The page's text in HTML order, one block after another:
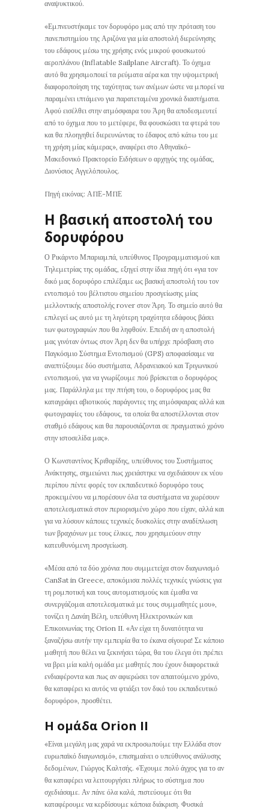
αναψυκτικού.
«Εμπνευστήκαμε τον δορυφόρο μας από την πρόταση του
πανεπιστημίου της Αριζόνα για μία αποστολή διερεύνησης
του εδάφους μέσω της χρήσης ενός μικρού φουσκωτού
αεροπλάνου (Inflatable Sailplane Aircraft). Το όχημα
αυτό θα χρησιμοποιεί τα ρεύματα αέρα και την υψομετρική
διαφοροποίηση της ταχύτητας των ανέμων ώστε να μπορεί να
παραμένει ιπτάμενο για παρατεταμένα χρονικά διαστήματα.
Αφού εισέλθει στην ατμόσφαιρα του Άρη θα αποδεσμευτεί
από το όχημα που το μετέφερε, θα φουσκώσει τα φτερά του
και θα πλοηγηθεί διερευνώντας το έδαφος από κάτω του με
τη χρήση μίας κάμερας», αναφέρει στο Αθηναϊκό-
Μακεδονικό Πρακτορείο Ειδήσεων ο αρχηγός της ομάδας,
Διονύσιος Αγγελόπουλος.
Πηγή εικόνας: ΑΠΕ-ΜΠΕ
Η βασική αποστολή του
δορυφόρου
Ο Ρικάρντο Μπαριαμπά, υπεύθυνος Προγραμματισμού και
Τηλεμετρίας της ομάδας, εξηγεί στην ίδια πηγή ότι «για τον
δικό μας δορυφόρο επιλέξαμε ως βασική αποστολή του τον
εντοπισμό του βέλτιστου σημείου προσγείωσης μίας
μελλοντικής αποστολής rover στον Άρη. Το σημείο αυτό θα
επιλεγεί ως αυτό με τη λιγότερη τραχύτητα εδάφους βάσει
των φωτογραφιών που θα ληφθούν. Επειδή αν η αποστολή
μας γινόταν όντως στον Άρη δεν θα υπήρχε πρόσβαση στο
Παγκόσμιο Σύστημα Εντοπισμού (GPS) αποφασίσαμε να
αναπτύξουμε δύο συστήματα, Αδρανειακού και Τριγωνικού
εντοπισμού, για να γνωρίζουμε πού βρίσκεται ο δορυφόρος
μας. Παράλληλα με την πτήση του, ο δορυφόρος μας θα
καταγράφει αβιοτικούς παράγοντες της ατμόσφαιρας αλλά και
φωτογραφίες του εδάφους, τα οποία θα αποστέλλονται στον
σταθμό εδάφους και θα παρουσιάζονται σε πραγματικό χρόνο
στην ιστοσελίδα μας».
Ο Κωνσταντίνος Κριθαρίδης, υπεύθυνος του Συστήματος
Ανάκτησης, σημειώνει πως χρειάστηκε να σχεδιάσουν εκ νέου
περίπου πέντε φορές τον εκπαιδευτικό δορυφόρο τους
προκειμένου να μπορέσουν όλα τα συστήματα να χωρέσουν
αποτελεσματικά στον περιορισμένο χώρο που είχαν, αλλά και
για να λύσουν κάποιες τεχνικές δυσκολίες στην αναδίπλωση
των βραχιόνων με τους έλικες, που χρησιμεύουν στην
κατευθυνόμενη προσγείωση.
«Μέσα από τα δύο χρόνια που συμμετείχα στον διαγωνισμό
CanSat in Greece, αποκόμισα πολλές τεχνικές γνώσεις για
τη ρομποτική και τους αυτοματισμούς και έμαθα να
συνεργάζομαι αποτελεσματικά με τους συμμαθητές μου»,
τονίζει η Δανάη Βέλη, υπεύθυνη Ηλεκτρονικών και
Επικοινωνίας της Orion II. «Αν είχα τη δυνατότητα να
ξαναζήσω αυτήν την εμπειρία θα το έκανα σίγουρα! Σε κάποιο
μαθητή που θέλει να ξεκινήσει τώρα, θα του έλεγα ότι πρέπει
να βρει μία καλή ομάδα με μαθητές που έχουν διαφορετικά
ενδιαφέροντα και πως αν αφιερώσει τον απαιτούμενο χρόνο,
θα καταφέρει κι αυτός να φτιάξει τον δικό του εκπαιδευτικό
δορυφόρο», προσθέτει.
Η ομάδα Orion II
«Είναι μεγάλη μας χαρά να εκπροσωπούμε την Ελλάδα στον
ευρωπαϊκό διαγωνισμό», επισημαίνει ο υπεύθυνος ανάλυσης
δεδομένων, Γιώργος Καλτσής. «Έχουμε πολύ άγχος για το αν
θα καταφέρει να λειτουργήσει πλήρως το σύστημα που
σχεδιάσαμε. Αν πάνε όλα καλά, πιστεύουμε ότι θα
καταφέρουμε να κερδίσουμε κάποια διάκριση. Φυσικά